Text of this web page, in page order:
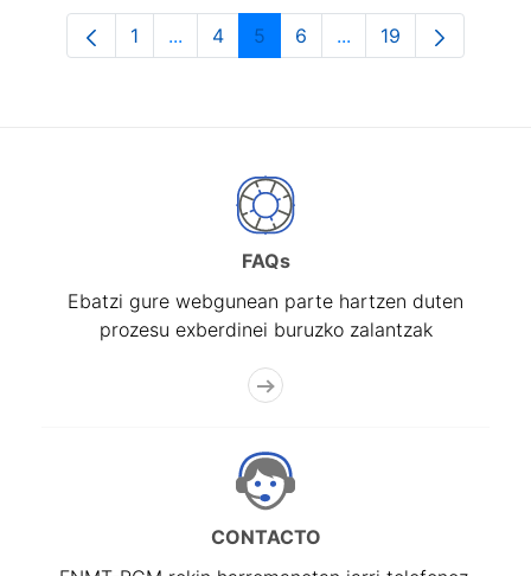
Orrialdea
1 ...Intermediate Pages Use TAB to
Orrialdea
4 Orrialdea
5 Orrialdea
6 ...Intermediate Pages
Orrialdea
19
FAQs
Ebatzi gure webgunean parte hartzen duten
prozesu exberdinei buruzko zalantzak
CONTACTO